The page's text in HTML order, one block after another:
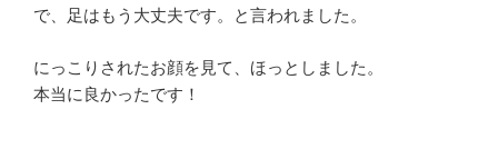
で、足はもう大丈夫です。と言われました。
にっこりされたお顔を見て、ほっとしました。
本当に良かったです！